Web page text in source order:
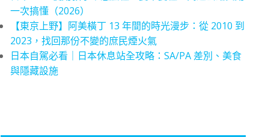
一次搞懂（2026）
【東京上野】阿美橫丁 13 年間的時光漫步：從 2010 到
2023，找回那份不變的庶民煙火氣
日本自駕必看｜日本休息站全攻略：SA/PA 差別、美食
與隱藏設施